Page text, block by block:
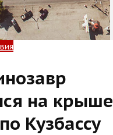
на крыше
Кузбассу